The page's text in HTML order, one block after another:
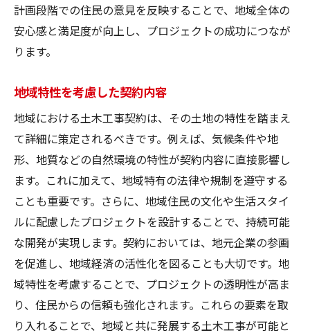
計画段階での住民の意見を反映することで、地域全体の
安心感と満足度が向上し、プロジェクトの成功につなが
ります。
地域特性を考慮した契約内容
地域における土木工事契約は、その土地の特性を踏まえ
て詳細に策定されるべきです。例えば、気候条件や地
形、地質などの自然環境の特性が契約内容に直接影響し
ます。これに加えて、地域特有の法律や規制を遵守する
ことも重要です。さらに、地域住民の文化や生活スタイ
ルに配慮したプロジェクトを設計することで、持続可能
な開発が実現します。契約においては、地元企業の参画
を促進し、地域経済の活性化を図ることも大切です。地
域特性を考慮することで、プロジェクトの透明性が高ま
り、住民からの信頼も強化されます。これらの要素を取
り入れることで、地域と共に発展する土木工事が可能と